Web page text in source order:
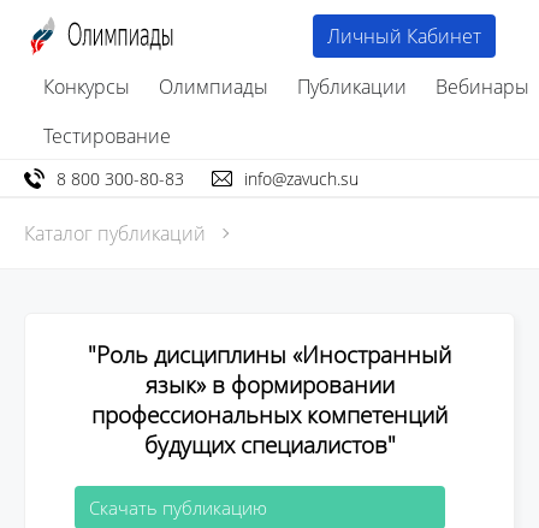
Конкурсы Олимпиады Публикации
Вебинары
Тестирование
Личный Кабинет
8 800 300-80-83 info@zavuch.su
Каталог публикаций
"Роль дисциплины «Иностранный
язык» в формировании
профессиональных компетенций
будущих специалистов"
Скачать публикацию